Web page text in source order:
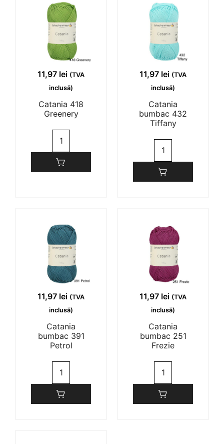
1-3 of 3 reviews
Andreea Muntean
Ana Maria Cristian 03/10/2023
Daniela
11,97 lei (TVA
inclusă)
Catania 418
Greenery
Catania
418
11,97 lei (TVA
inclusă)
Catania
bumbac 432
Tiffany
Catania
bumbac
11,97 lei (TVA
inclusă)
Catania
bumbac 391
Petrol
Catania
bumbac
11,97 lei (TVA
inclusă)
Catania
bumbac 251
Frezie
Catania
bumbac